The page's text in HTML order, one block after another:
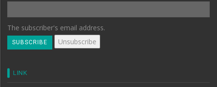
The subscriber's email address.
LINK